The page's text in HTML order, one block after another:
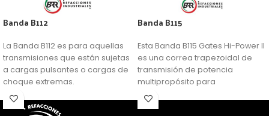
Banda B112
La Banda B112 es para aquellas
transmisiones que están sujetas
a cargas pulsantes o cargas de
choque extremas.
Banda B115
Esta Banda B115 Gates Hi-Power II
es una correa trapezoidal de
transmisión de potencia
multipropósito para
aplicaciones generalizadas.